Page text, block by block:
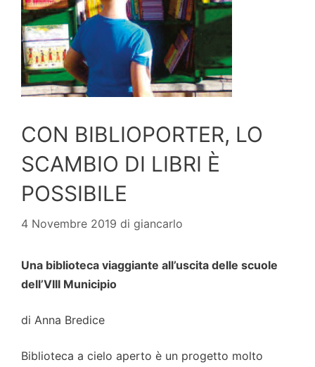
CON BIBLIOPORTER, LO
SCAMBIO DI LIBRI È
POSSIBILE
4 Novembre 2019 di giancarlo
Una biblioteca viaggiante all’uscita delle scuole
dell’VIII Municipio
di Anna Bredice
Biblioteca a cielo aperto è un progetto molto